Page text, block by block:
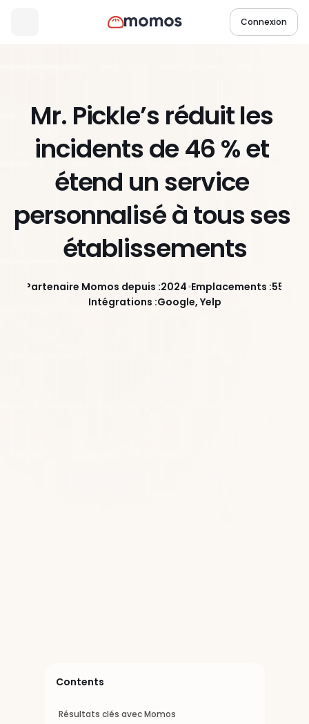
Mr. Pickle’s réduit les
incidents de 46 % et
étend un service
personnalisé à tous ses
établissements
Partenaire Momos depuis :2024 Emplacements :55
Intégrations :Google, Yelp
Efficacité accrue
Contents
Résultats clés avec Momos
Connexion